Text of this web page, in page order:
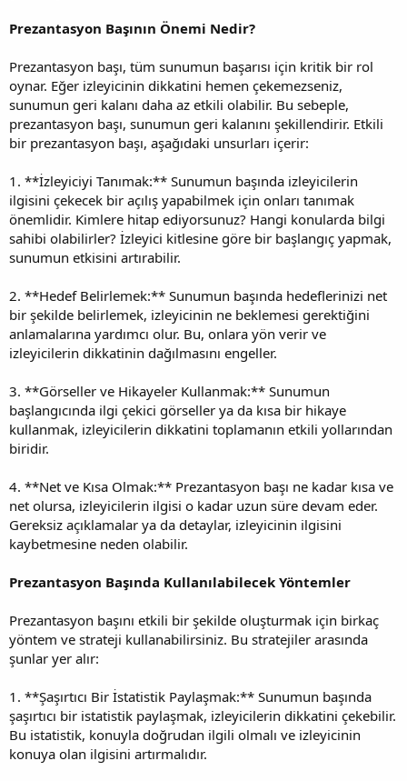
Prezantasyon Başının Önemi Nedir?
Prezantasyon başı, tüm sunumun başarısı için kritik bir rol
oynar. Eğer izleyicinin dikkatini hemen çekemezseniz,
sunumun geri kalanı daha az etkili olabilir. Bu sebeple,
prezantasyon başı, sunumun geri kalanını şekillendirir. Etkili
bir prezantasyon başı, aşağıdaki unsurları içerir:
1. **İzleyiciyi Tanımak:** Sunumun başında izleyicilerin
ilgisini çekecek bir açılış yapabilmek için onları tanımak
önemlidir. Kimlere hitap ediyorsunuz? Hangi konularda bilgi
sahibi olabilirler? İzleyici kitlesine göre bir başlangıç yapmak,
sunumun etkisini artırabilir.
2. **Hedef Belirlemek:** Sunumun başında hedeflerinizi net
bir şekilde belirlemek, izleyicinin ne beklemesi gerektiğini
anlamalarına yardımcı olur. Bu, onlara yön verir ve
izleyicilerin dikkatinin dağılmasını engeller.
3. **Görseller ve Hikayeler Kullanmak:** Sunumun
başlangıcında ilgi çekici görseller ya da kısa bir hikaye
kullanmak, izleyicilerin dikkatini toplamanın etkili yollarından
biridir.
4. **Net ve Kısa Olmak:** Prezantasyon başı ne kadar kısa ve
net olursa, izleyicilerin ilgisi o kadar uzun süre devam eder.
Gereksiz açıklamalar ya da detaylar, izleyicinin ilgisini
kaybetmesine neden olabilir.
Prezantasyon Başında Kullanılabilecek Yöntemler
Prezantasyon başını etkili bir şekilde oluşturmak için birkaç
yöntem ve strateji kullanabilirsiniz. Bu stratejiler arasında
şunlar yer alır:
1. **Şaşırtıcı Bir İstatistik Paylaşmak:** Sunumun başında
şaşırtıcı bir istatistik paylaşmak, izleyicilerin dikkatini çekebilir.
Bu istatistik, konuyla doğrudan ilgili olmalı ve izleyicinin
konuya olan ilgisini artırmalıdır.